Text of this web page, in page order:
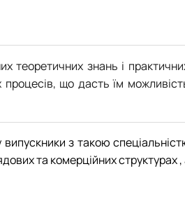
теоретичних знань і
процесів, що дасть їм
з такою
та комерційних структурах ,